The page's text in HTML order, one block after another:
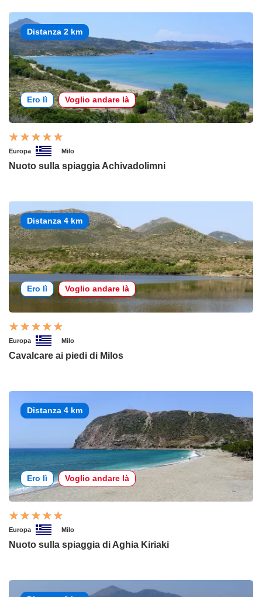
Distanza 2 km
Ero lì Voglio andare là
Europa Milo
Nuoto sulla spiaggia Achivadolimni
Distanza 4 km
Ero lì Voglio andare là
Europa Milo
Cavalcare ai piedi di Milos
Distanza 4 km
Ero lì Voglio andare là
Europa Milo
Nuoto sulla spiaggia di Aghia Kiriaki